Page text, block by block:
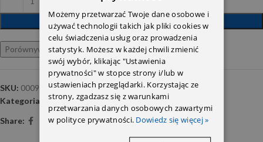
DODAJ DO KOSZYKA
Porównywarka Ulubione
SKU: 000989691011FSDW
Kategoria:
Oleje silnikowe
Share:
Możemy przetwarzać Twoje dane osobowe i
używać technologii takich jak pliki cookies w
celu świadczenia usług oraz prowadzenia
statystyk. Możesz w każdej chwili zmienić
swój wybór, klikając "Ustawienia
prywatności" w stopce strony i/lub w
ustawieniach przeglądarki. Korzystając ze
strony, zgadzasz się z warunkami
przetwarzania danych osobowych zawartymi
w polityce prywatności. Dowiedz się więcej »